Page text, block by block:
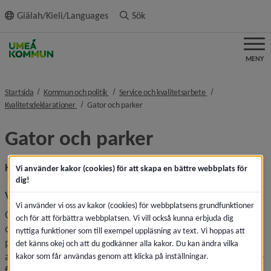
innehållet
Giälah/Kieli/Languages Sök
MENY
Startsida Kommun och politik nivå i brödsmulenavigeringen
Service och kvalitetsarbete nivå i
Kvalitetsdeklarationer nivå i brödsmulenavigeringen
Gator och parkernivå i brödsmulenavigeringen
Gator och parker
Kvalitetsdeklaration
Vårt uppdrag
Gator och parker ansvarar för att planera, bygga, förvalta
och utveckla kommunens gator, gång- och cykelvägar,
parker, torg och allmänna platser med tillhörande
anläggningar. Gator och parker ansvarar för färdtjänst, riks­
Vi använder kakor (cookies) för att skapa en bättre webbplats för
dig!
Vi använder vi oss av kakor (cookies) för webbplatsens grundfunktioner
och för att förbättra webbplatsen. Vi vill också kunna erbjuda dig
nyttiga funktioner som till exempel uppläsning av text. Vi hoppas att
det känns okej och att du godkänner alla kakor. Du kan ändra vilka
kakor som får användas genom att klicka på inställningar.